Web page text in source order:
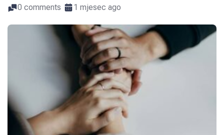
0 comments 1 mjesec ago